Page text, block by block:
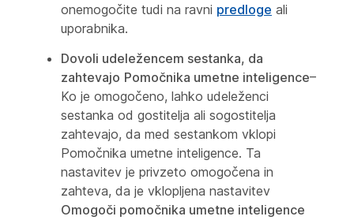
onemogočite tudi na ravni predloge ali
uporabnika.
Dovoli udeležencem sestanka, da
zahtevajo Pomočnika umetne inteligence–
Ko je omogočeno, lahko udeleženci
sestanka od gostitelja ali sogostitelja
zahtevajo, da med sestankom vklopi
Pomočnika umetne inteligence. Ta
nastavitev je privzeto omogočena in
zahteva, da je vklopljena nastavitev
Omogoči pomočnika umetne inteligence